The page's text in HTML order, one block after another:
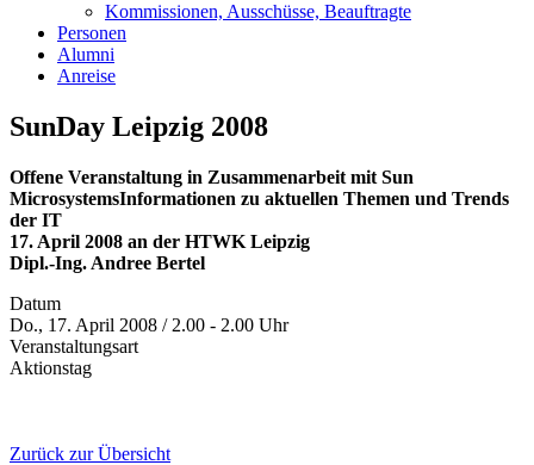
Kommissionen, Ausschüsse, Beauftragte
Personen
Alumni
Anreise
SunDay Leipzig 2008
Offene Veranstaltung in Zusammenarbeit mit Sun
MicrosystemsInformationen zu aktuellen Themen und Trends
der IT
17. April 2008 an der HTWK Leipzig
Dipl.-Ing. Andree Bertel
Datum
Do., 17. April 2008 / 2.00 - 2.00 Uhr
Veranstaltungsart
Aktionstag
Zurück zur Übersicht